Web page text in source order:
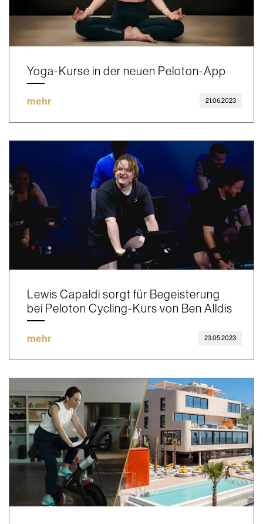
Yoga-Kurse in der neuen Peloton-App
mehr 21.06.2023
Lewis Capaldi sorgt für Begeisterung
bei Peloton Cycling-Kurs von Ben Alldis
mehr 23.05.2023